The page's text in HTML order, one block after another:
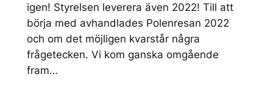
igen! Styrelsen leverera även 2022! Till att
börja med avhandlades Polenresan 2022
och om det möjligen kvarstår några
frågetecken. Vi kom ganska omgående
fram…